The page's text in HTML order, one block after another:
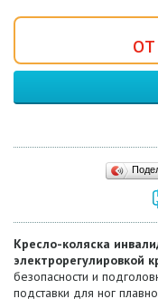
Кресло-коляска
электрорегулировкой
безопасности и
подставки для ног